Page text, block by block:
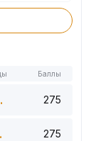
Баллы
275
275